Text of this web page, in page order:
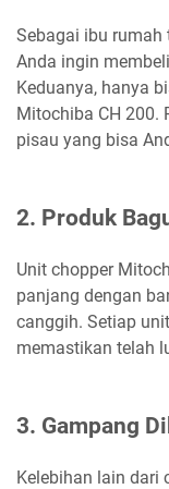
Sebagai ibu rumah
Anda ingin
Keduanya, hanya
Mitochiba CH 200.
pisau yang bisa
2. Produk
Unit chopper
panjang dengan
canggih. Setiap
memastikan telah
3. Gampang
Kelebihan lain dari